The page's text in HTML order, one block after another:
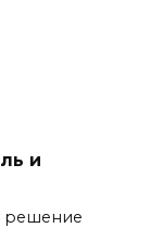
и
решение